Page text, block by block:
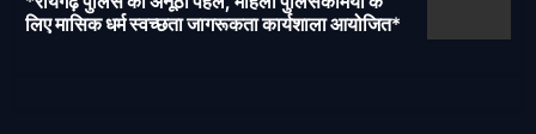
लिए मासिक धर्म स्वच्छता जागरूकता कार्यशाला आयोजित*